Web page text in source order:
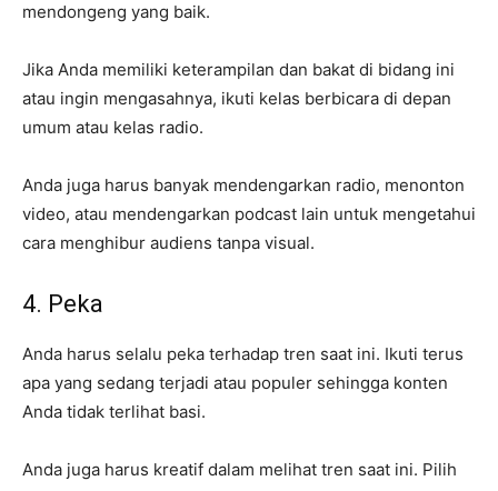
mendongeng yang baik.
Jika Anda memiliki keterampilan dan bakat di bidang ini
atau ingin mengasahnya, ikuti kelas berbicara di depan
umum atau kelas radio.
Anda juga harus banyak mendengarkan radio, menonton
video, atau mendengarkan podcast lain untuk mengetahui
cara menghibur audiens tanpa visual.
4. Peka
Anda harus selalu peka terhadap tren saat ini. Ikuti terus
apa yang sedang terjadi atau populer sehingga konten
Anda tidak terlihat basi.
Anda juga harus kreatif dalam melihat tren saat ini. Pilih